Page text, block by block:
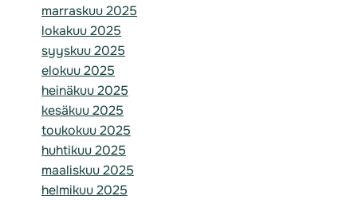
marraskuu 2025
lokakuu 2025
syyskuu 2025
elokuu 2025
heinäkuu 2025
kesäkuu 2025
toukokuu 2025
huhtikuu 2025
maaliskuu 2025
helmikuu 2025